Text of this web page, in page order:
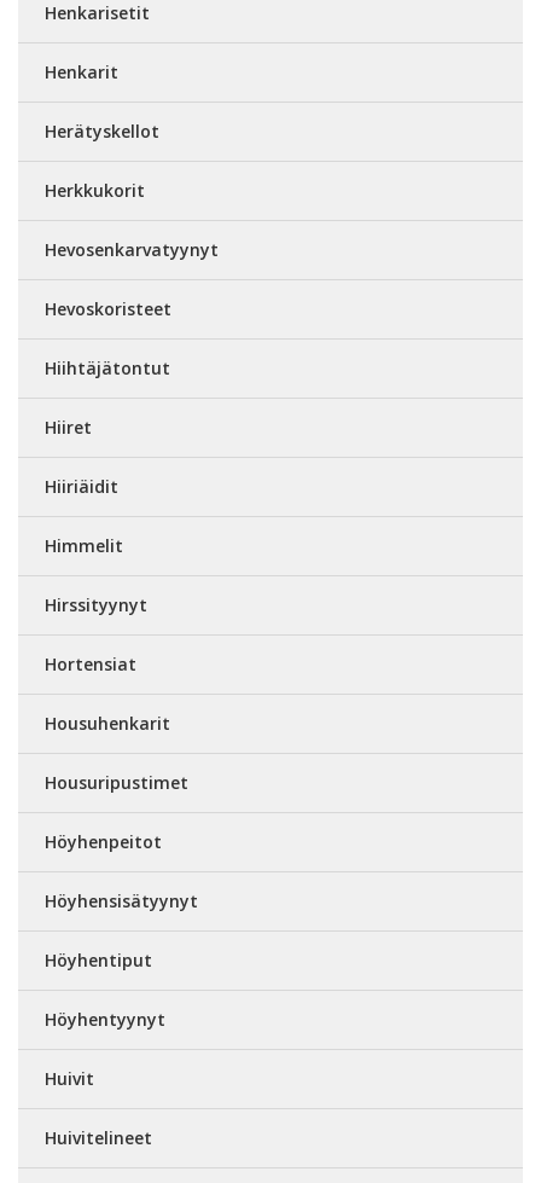
Henkarisetit
Henkarit
Herätyskellot
Herkkukorit
Hevosenkarvatyynyt
Hevoskoristeet
Hiihtäjätontut
Hiiret
Hiiriäidit
Himmelit
Hirssityynyt
Hortensiat
Housuhenkarit
Housuripustimet
Höyhenpeitot
Höyhensisätyynyt
Höyhentiput
Höyhentyynyt
Huivit
Huivitelineet